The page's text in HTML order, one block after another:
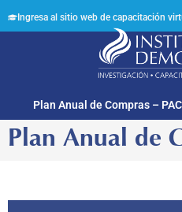
Ingresa al sitio web de capacitación
Plan Anual de Compras – PAC
Plan Anual de